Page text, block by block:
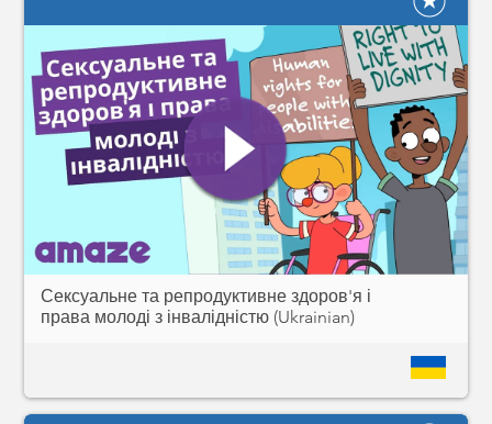
Сексуальне та репродуктивне здоров'я і
права молоді з інвалідністю (Ukrainian)